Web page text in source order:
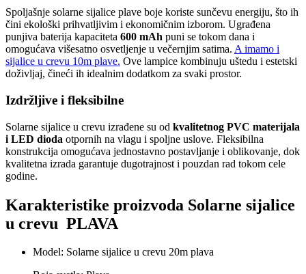
Spoljašnje solarne sijalice plave boje koriste sunčevu energiju, što ih
čini ekološki prihvatljivim i ekonomičnim izborom. Ugrađena
punjiva baterija kapaciteta 600 mAh puni se tokom dana i
omogućava višesatno osvetljenje u večernjim satima. A imamo i
sijalice u crevu 10m plave. Ove lampice kombinuju uštedu i estetski
doživljaj, čineći ih idealnim dodatkom za svaki prostor.
Izdržljive i fleksibilne
Solarne sijalice u crevu izrađene su od kvalitetnog PVC materijala
i LED dioda otpornih na vlagu i spoljne uslove. Fleksibilna
konstrukcija omogućava jednostavno postavljanje i oblikovanje, dok
kvalitetna izrada garantuje dugotrajnost i pouzdan rad tokom cele
godine.
Karakteristike proizvoda Solarne sijalice
u crevu PLAVA
Model: Solarne sijalice u crevu 20m plava